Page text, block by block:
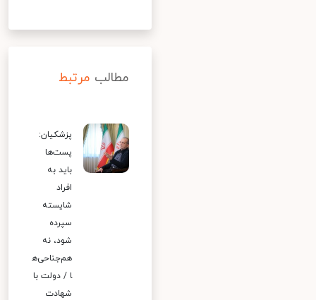
مطالب مرتبط
پزشکیان:
پست‌ها
باید به
افراد
شایسته
سپرده
شود، نه
هم‌جناحی‌ه
ا / دولت با
شهادت